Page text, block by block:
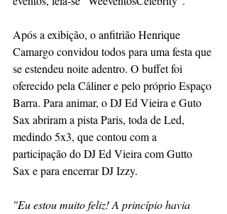
Após a exibição, o anfitrião Henrique
Camargo convidou todos para uma festa que
se estendeu noite adentro. O buffet foi
oferecido pela Câliner e pelo próprio Espaço
Barra. Para animar, o DJ Ed Vieira e Guto
Sax abriram a pista Paris, toda de Led,
medindo 5x3, que contou com a
participação do DJ Ed Vieira com Gutto
Sax e para encerrar DJ Izzy.
"Eu estou muito feliz! A princípio havia